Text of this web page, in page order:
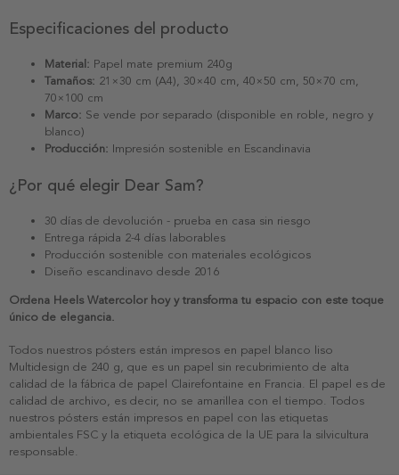
Especificaciones del producto
Material: Papel mate premium 240g
Tamaños: 21×30 cm (A4), 30×40 cm, 40×50 cm, 50×70 cm,
70×100 cm
Marco: Se vende por separado (disponible en roble, negro y
blanco)
Producción: Impresión sostenible en Escandinavia
¿Por qué elegir Dear Sam?
30 días de devolución - prueba en casa sin riesgo
Entrega rápida 2-4 días laborables
Producción sostenible con materiales ecológicos
Diseño escandinavo desde 2016
Ordena Heels Watercolor hoy y transforma tu espacio con este toque
único de elegancia.
Todos nuestros pósters están impresos en papel blanco liso
Multidesign de 240 g, que es un papel sin recubrimiento de alta
calidad de la fábrica de papel Clairefontaine en Francia. El papel es de
calidad de archivo, es decir, no se amarillea con el tiempo. Todos
nuestros pósters están impresos en papel con las etiquetas
ambientales FSC y la etiqueta ecológica de la UE para la silvicultura
responsable.